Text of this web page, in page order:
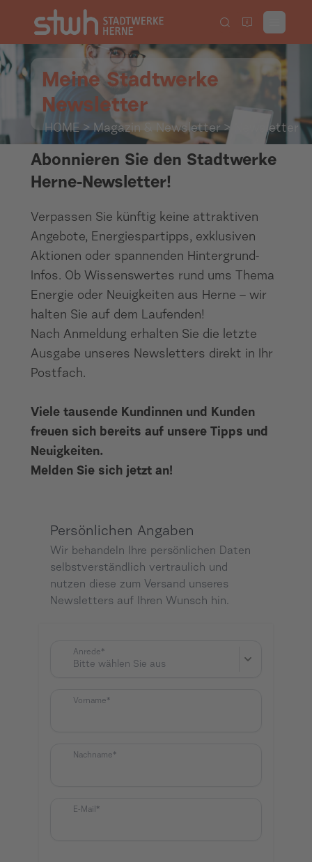
Meine Stadtwerke
Newsletter
HOME>Magazin & Newsletter> Newsletter
Abonnieren Sie den Stadtwerke
Herne-Newsletter!
Verpassen Sie künftig keine attraktiven
Angebote, Energiespartipps, exklusiven
Aktionen oder spannenden Hintergrund-
Infos. Ob Wissenswertes rund ums Thema
Energie oder Neuigkeiten aus Herne – wir
halten Sie auf dem Laufenden!
Nach Anmeldung erhalten Sie die letzte
Ausgabe unseres Newsletters direkt in Ihr
Postfach.
Viele tausende Kundinnen und Kunden
freuen sich bereits auf unsere Tipps und
Neuigkeiten.
Melden Sie sich jetzt an!
Persönlichen Angaben
Wir behandeln Ihre persönlichen Daten
selbstverständlich vertraulich und
nutzen diese zum Versand unseres
Newsletters auf Ihren Wunsch hin.
Anrede*
Bitte wählen Sie aus
Vorname*
Nachname*
E-Mail*